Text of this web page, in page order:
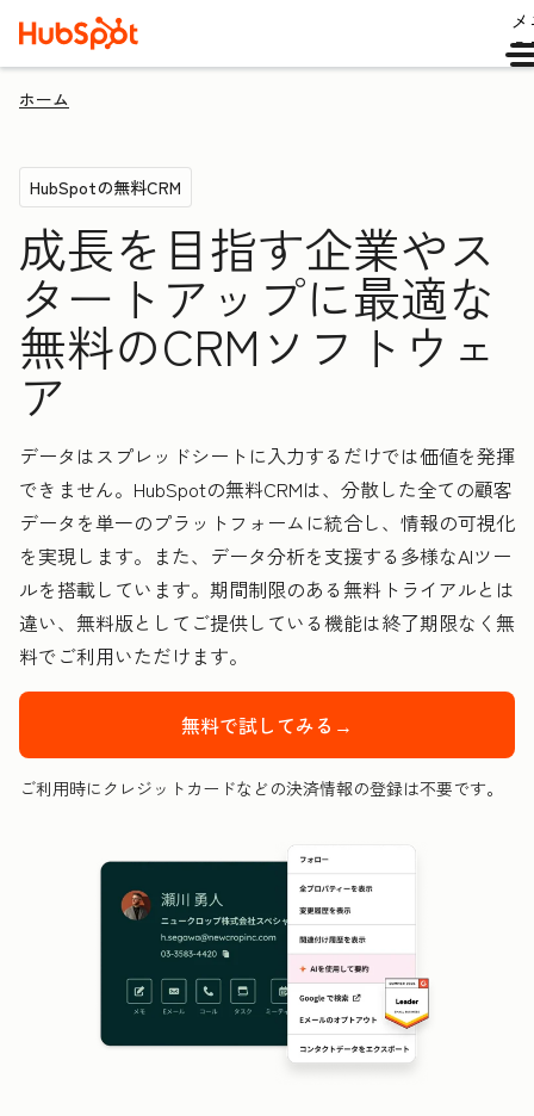
ホーム
HubSpotの無料CRM
成長を目指す企業やス
タートアップに最適な
無料のCRMソフトウェ
ア
データはスプレッドシートに入力するだけでは価値を発揮
できません。HubSpotの無料CRMは、分散した全ての顧客
データを単一のプラットフォームに統合し、情報の可視化
を実現します。また、データ分析を支援する多様なAIツー
ルを搭載しています。期間制限のある無料トライアルとは
違い、無料版としてご提供している機能は終了期限なく無
料でご利用いただけます。
無料で試してみる→
ご利用時にクレジットカードなどの決済情報の登録は不要です。